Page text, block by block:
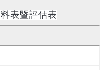
表暨評估表